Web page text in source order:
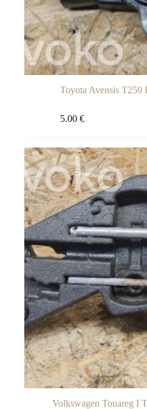
Toyota Avensis T250
5.00 €
Volkswagen Touareg I